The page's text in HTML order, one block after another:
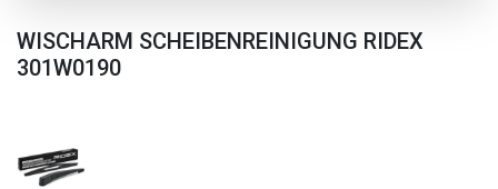
WISCHARM SCHEIBENREINIGUNG RIDEX
301W0190